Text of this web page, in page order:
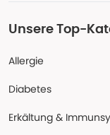
Unsere Top-
Allergie
Diabetes
Erkältung &